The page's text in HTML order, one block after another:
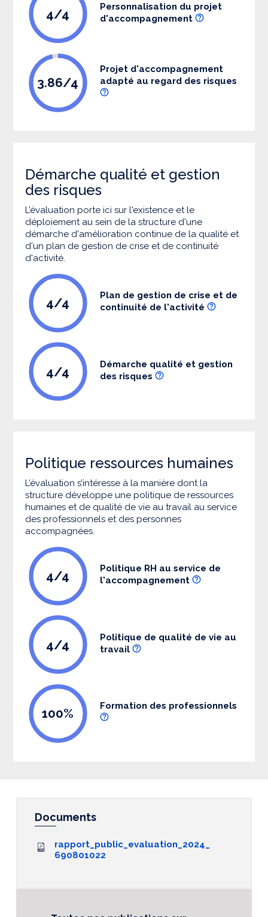
4/4
Personnalisation du projet
d'accompagnement
3.86/4
Projet d'accompagnement
adapté au regard des risques
Démarche qualité et gestion
des risques
L’évaluation porte ici sur l'existence et le
déploiement au sein de la structure d'une
démarche d'amélioration continue de la qualité et
d'un plan de gestion de crise et de continuité
d'activité.
4/4
Plan de gestion de crise et de
continuité de l'activité
4/4
Démarche qualité et gestion
des risques
Politique ressources humaines
L’évaluation s’intéresse à la manière dont la
structure développe une politique de ressources
humaines et de qualité de vie au travail au service
des professionnels et des personnes
accompagnées.
4/4
Politique RH au service de
l'accompagnement
4/4
Politique de qualité de vie au
travail
100% Formation des professionnels
Documents
rapport_public_evaluation_2024_
690801022